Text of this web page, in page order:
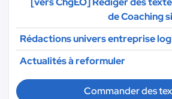
de Coaching
Rédactions univers entreprise
Actualités à reformuler
Commander des